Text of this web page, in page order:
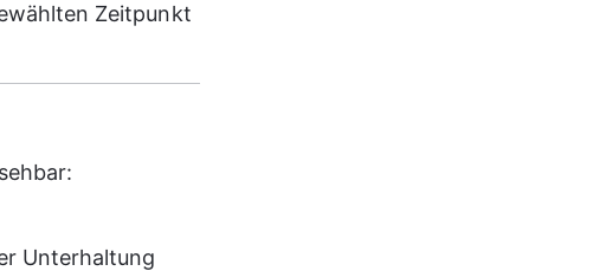
Zeitpunkt
Unterhaltung